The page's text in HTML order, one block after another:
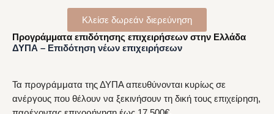
Κλείσε δωρεάν διερεύνηση
Προγράμματα επιδότησης επιχειρήσεων στην Ελλάδα
ΔΥΠΑ – Επιδότηση νέων επιχειρήσεων
Τα προγράμματα της ΔΥΠΑ απευθύνονται κυρίως σε
ανέργους που θέλουν να ξεκινήσουν τη δική τους επιχείρηση,